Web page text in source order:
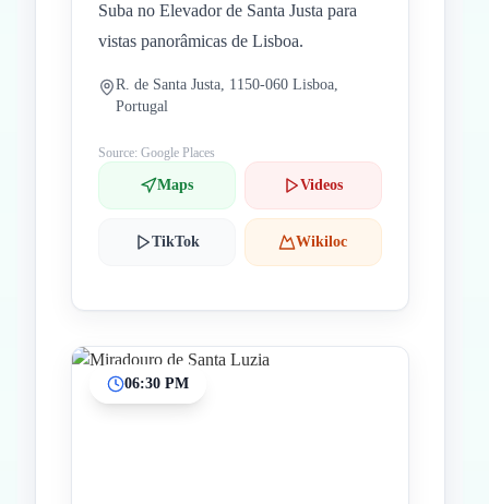
Suba no Elevador de Santa Justa para
vistas panorâmicas de Lisboa.
R. de Santa Justa, 1150-060 Lisboa,
Portugal
Source: Google Places
Maps Videos
TikTok Wikiloc
06:30 PM